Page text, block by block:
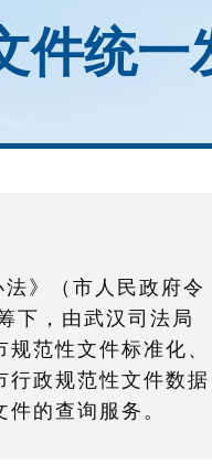
件统一
》（市人民政府令
下，由武汉司法局
范性文件标准化、
行政规范性文件数据
的查询服务。